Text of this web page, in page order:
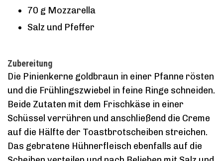
70 g Mozzarella
Salz und Pfeffer
Zubereitung
Die Pinienkerne goldbraun in einer Pfanne rösten
und die Frühlingszwiebel in feine Ringe schneiden.
Beide Zutaten mit dem Frischkäse in einer
Schüssel verrühren und anschließend die Creme
auf die Hälfte der Toastbrotscheiben streichen.
Das gebratene Hühnerfleisch ebenfalls auf die